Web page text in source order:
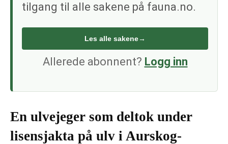
tilgang til alle sakene på fauna.no.
Les alle sakene→
Allerede abonnent? Logg inn
En ulvejeger som deltok under
lisensjakta på ulv i Aurskog-